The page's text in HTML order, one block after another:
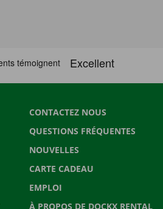
CONTACTEZ NOUS
QUESTIONS FRÉQUENTES
NOUVELLES
CARTE CADEAU
EMPLOI
À PROPOS DE DOCKX RENTAL